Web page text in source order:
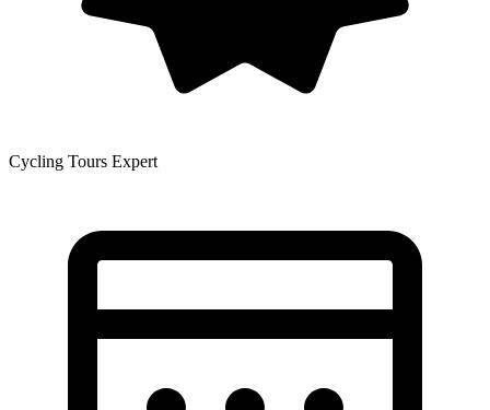
Cycling Tours Expert